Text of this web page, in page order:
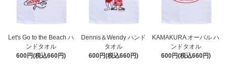
Let's Go to the Beach ハ
ンドタオル
600円(税込660円)
Dennis＆Wendy ハンド
タオル
600円(税込660円)
KAMAKURA オーバル ハ
ンドタオル
600円(税込660円)